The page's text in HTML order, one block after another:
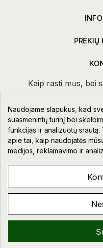
PREKIŲ
Kaip rasti mus, bei
Taikos pr.
AUPRE.LT © 2023 -
Naudojame slapukus, kad
suasmenintų turinį bei
funkcijas ir analizuotų
apie tai, kaip naudojatės
medijos, reklamavimo ir